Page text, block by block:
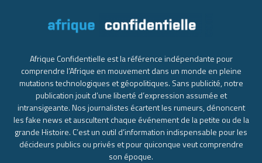
Afrique Confidentielle est la référence indépendante pour
comprendre l’Afrique en mouvement dans un monde en pleine
mutations technologiques et géopolitiques. Sans publicité, notre
publication jouit d’une liberté d’expression assumée et
intransigeante. Nos journalistes écartent les rumeurs, dénoncent
les fake news et auscultent chaque événement de la petite ou de la
grande Histoire. C’est un outil d’information indispensable pour les
décideurs publics ou privés et pour quiconque veut comprendre
son époque.